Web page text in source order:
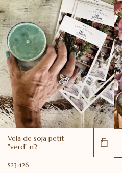
Vela de soja petit
"verd" n2
$23.426